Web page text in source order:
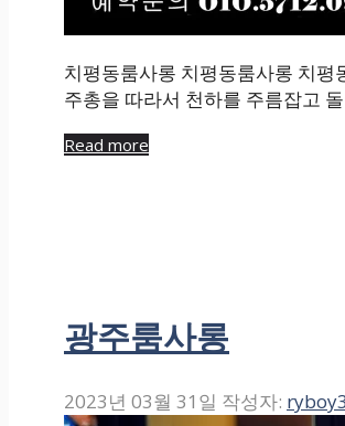
치평동룸사롱 치평동룸사롱 치
주총을 따라서 천하를 주름잡고
Read more
광주룸사롱
2023년 03월 31일 작성자: